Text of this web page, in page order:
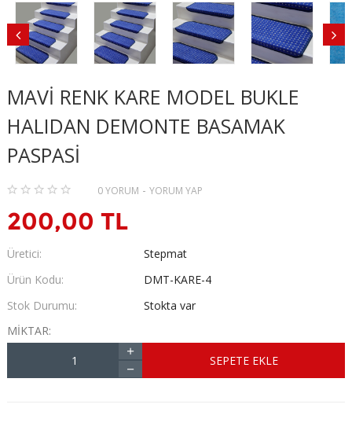
MAVI RENK KARE MODEL BUKLE
HALIDAN DEMONTE BASAMAK
PASPASI
0 YORUM - YORUM YAP
200,00 TL
Üretici:
Stepmat
Ürün Kodu:
DMT-KARE-4
Stok Durumu:
Stokta var
MIKTAR:
SEPETE EKLE